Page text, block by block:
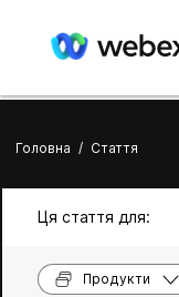
Головна / Стаття
Ця стаття для:
Продукти